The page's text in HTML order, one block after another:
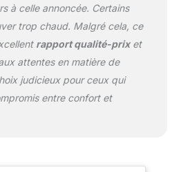
portée à la sécurité des
enfants.
Surmatelas
Modelante grâce à un
traitement spécial de la
Mousse à Mémoire de
forme, garantissant un
s'adapte parfaitement à
à celle annoncée. Certains
trop chaud. Malgré cela, ce
rapport qualité-prixet
attentes en matière de
judicieux pour ceux qui
entre confort et